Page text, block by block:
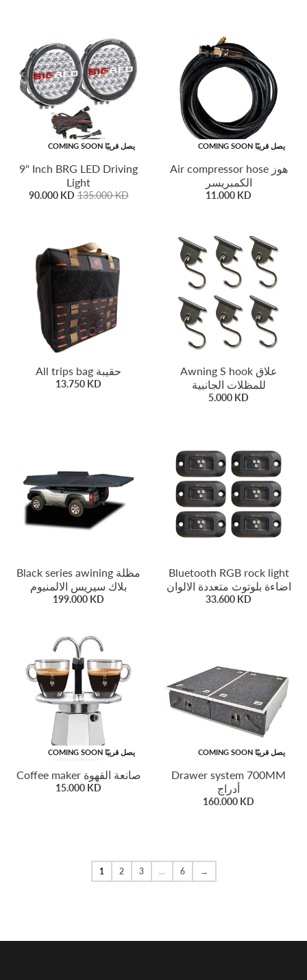
COMING SOON يصل قريبًا
9" Inch BRG LED Driving
Light
90.000 KD 135.000 KD
COMING SOON يصل قريبًا
Air compressor hose هوز
الكمبريسر
11.000 KD
All trips bag حقيبة
13.750 KD
Awning S hook علاق
للمظلات الجانبية
5.000 KD
Black series awining مظلة
بلاك سيريس الالمنيوم
199.000 KD
Bluetooth RGB rock light
اضاءة بلوتوث متعددة الالوان
33.600 KD
COMING SOON يصل قريبًا
Coffee maker صانعة القهوة
15.000 KD
COMING SOON يصل قريبًا
Drawer system 700MM
أدراج
160.000 KD
1 2 3 … 6 →